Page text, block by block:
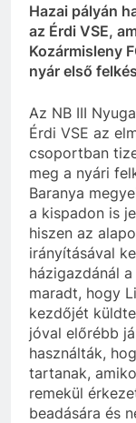
Hazai pályán
az Érdi VSE,
Kozármisleny
nyár első
Az NB III
Érdi VSE az
csoportban
meg a nyári
Baranya
a kispadon is
hiszen az
irányításával
házigazdánál
maradt, hogy
kezdőjét
jóval előrébb
használták,
tartanak,
remekül
beadására és